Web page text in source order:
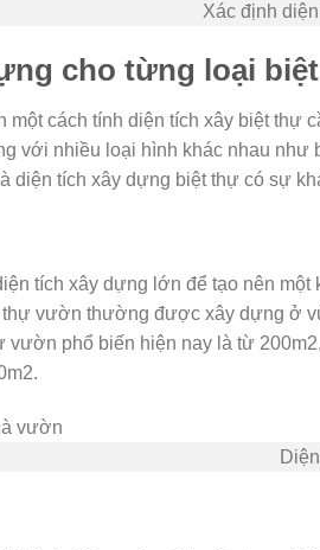
Xác định
cho từng loại
một cách tính diện tích xây biệt
với nhiều loại hình khác nhau
diện tích xây dựng biệt thự có sự
tích xây dựng lớn để tạo nên
vườn thường được xây dựng ở
vườn phổ biến hiện nay là từ